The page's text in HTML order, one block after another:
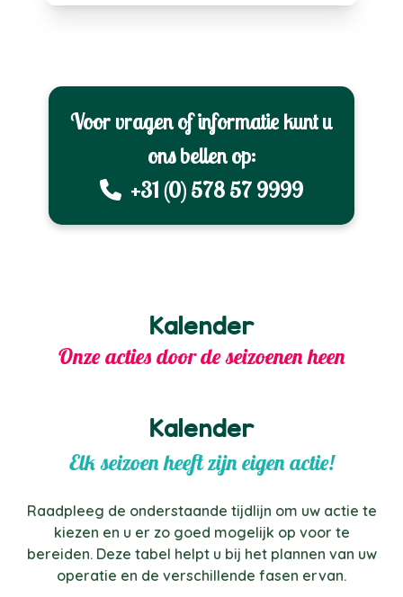
Voor vragen of informatie kunt u
ons bellen op:
+31 (0) 578 57 9999
Kalender
Onze acties door de seizoenen heen
Kalender
Elk seizoen heeft zijn eigen actie!
Raadpleeg de onderstaande tijdlijn om uw actie te
kiezen en u er zo goed mogelijk op voor te
bereiden. Deze tabel helpt u bij het plannen van uw
operatie en de verschillende fasen ervan.